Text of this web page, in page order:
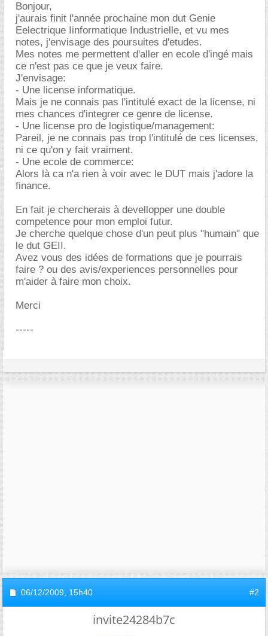
Bonjour,
j'aurais finit l'année prochaine mon dut Genie
Eelectrique Iinformatique Industrielle, et vu mes
notes, j'envisage des poursuites d'etudes.
Mes notes me permettent d'aller en ecole d'ingé mais
ce n'est pas ce que je veux faire.
J'envisage:
- Une license informatique.
Mais je ne connais pas l'intitulé exact de la license, ni
mes chances d'integrer ce genre de license.
- Une license pro de logistique/management:
Pareil, je ne connais pas trop l'intitulé de ces licenses,
ni ce qu'on y fait vraiment.
- Une ecole de commerce:
Alors là ca n'a rien à voir avec le DUT mais j'adore la
finance.
En fait je chercherais à devellopper une double
competence pour mon emploi futur.
Je cherche quelque chose d'un peut plus "humain" que
le dut GEII.
Avez vous des idées de formations que je pourrais
faire ? ou des avis/experiences personnelles pour
m'aider à faire mon choix.
Merci
-----
06/12/2009, 15h40 #2
invite24284b7c